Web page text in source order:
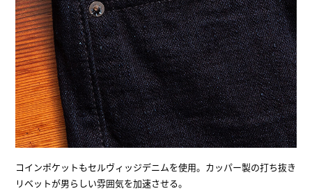
コインポケットもセルヴィッジデニムを使用。カッパー製の打ち抜き
リベットが男らしい雰囲気を加速させる。